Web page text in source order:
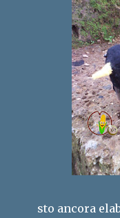
sto ancora